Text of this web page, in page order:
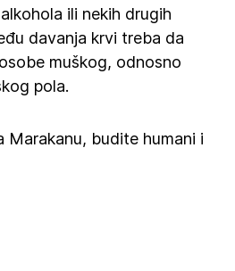
ili nekih drugih
davanja krvi treba da
muškog, odnosno
pola.
Marakanu, budite humani i